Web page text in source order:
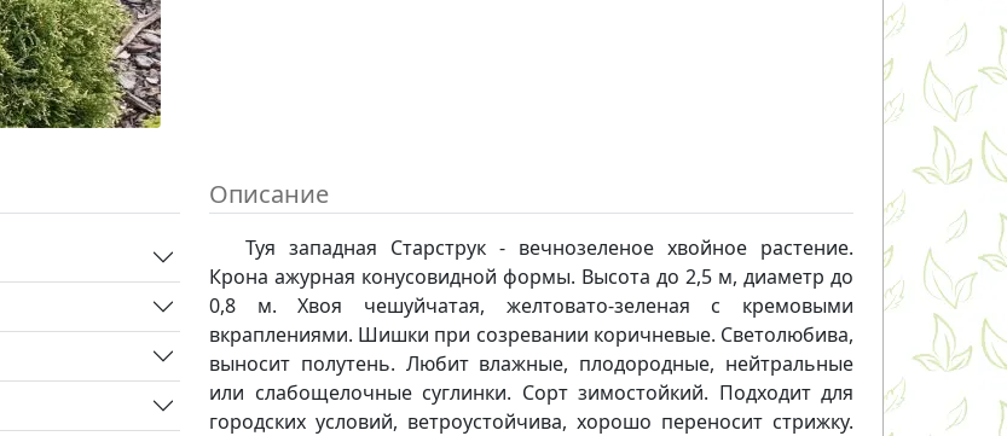
Описание
Туя западная Старструк - вечнозеленое хвойное растение.
Крона ажурная конусовидной формы. Высота до 2,5 м, диаметр до
0,8 м. Хвоя чешуйчатая, желтовато-зеленая с кремовыми
вкраплениями. Шишки при созревании коричневые. Светолюбива,
выносит полутень. Любит влажные, плодородные, нейтральные
или слабощелочные суглинки. Сорт зимостойкий. Подходит для
городских условий, ветроустойчива, хорошо переносит стрижку.